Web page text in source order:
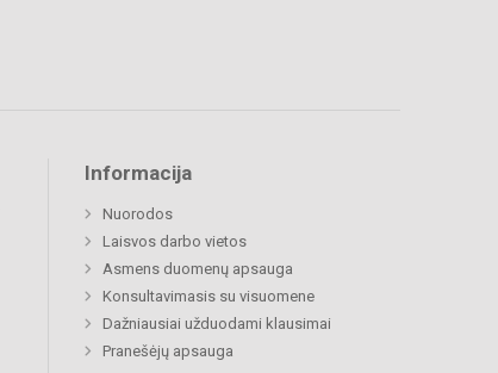
Informacija
Nuorodos
Laisvos darbo vietos
Asmens duomenų apsauga
Konsultavimasis su visuomene
Dažniausiai užduodami klausimai
Pranešėjų apsauga